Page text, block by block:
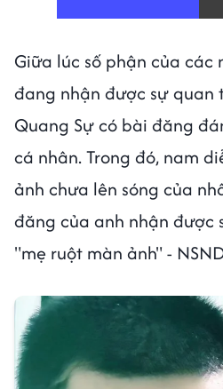
Giữa lúc số phận của
đang nhận được sự quan
Quang Sự có bài đăng
cá nhân. Trong đó, nam
ảnh chưa lên sóng của
đăng của anh nhận được
"mẹ ruột màn ảnh" -